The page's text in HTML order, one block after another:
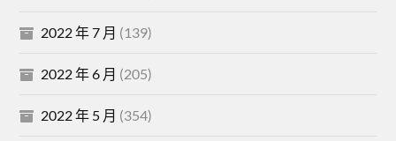
2022 年 7 月 (139)
2022 年 6 月 (205)
2022 年 5 月 (354)